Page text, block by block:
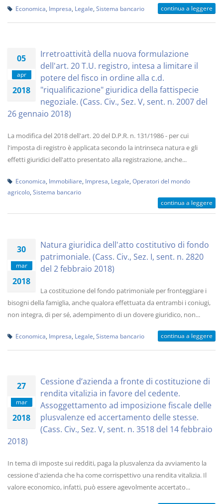
Economica Impresa Legale Sistema bancario continua a leggere
05
apr
2018
Irretroattività della nuova formulazione
dell'art. 20 T.U. registro, intesa a limitare il
potere del fisco in ordine alla c.d.
"riqualificazione" giuridica della fattispecie
negoziale. (Cass. Civ., Sez. V, sent. n. 2007 del
26 gennaio 2018)
La modifica del 2018 dell'art. 20 del D.P.R. n. 131/1986 - per cui
l'imposta di registro è applicata secondo la intrinseca natura e gli
effetti giuridici dell'atto presentato alla registrazione, anche...
Economica Immobiliare Impresa Legale Operatori del mondo
agricolo Sistema bancario
continua a leggere
30
mar
2018
Natura giuridica dell'atto costitutivo di fondo
patrimoniale. (Cass. Civ., Sez. I, sent. n. 2820
del 2 febbraio 2018)
La costituzione del fondo patrimoniale per fronteggiare i
bisogni della famiglia, anche qualora effettuata da entrambi i coniugi,
non integra, di per sé, adempimento di un dovere giuridico, non...
Economica Impresa Legale Sistema bancario continua a leggere
27
mar
2018
Cessione d’azienda a fronte di costituzione di
rendita vitalizia in favore del cedente.
Assoggettamento ad imposizione fiscale delle
plusvalenze ed accertamento delle stesse.
(Cass. Civ., Sez. V, sent. n. 3518 del 14 febbraio
2018)
In tema di imposte sui redditi, paga la plusvalenza da avviamento la
cessione d'azienda che ha come corrispettivo una rendita vitalizia. Il
valore economico, infatti, può essere agevolmente accertato...